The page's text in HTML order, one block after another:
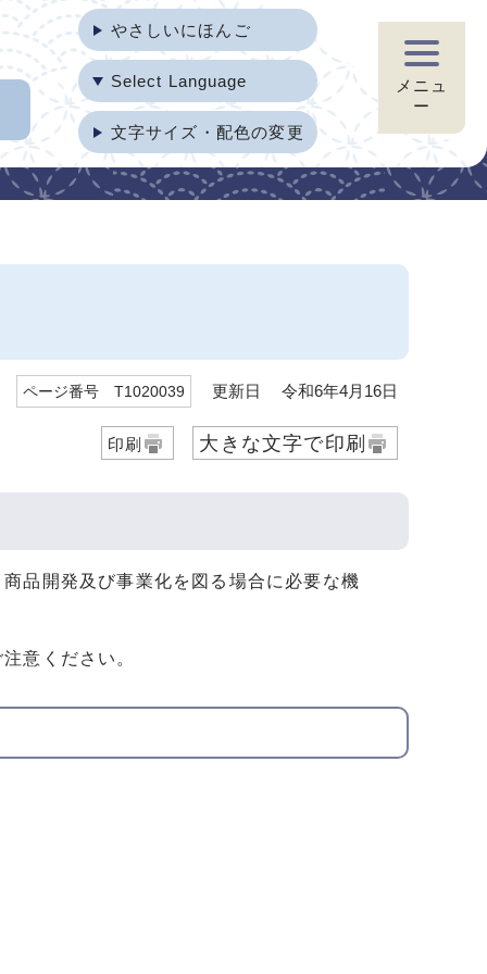
やさしいにほんご
Select Language
文字サイズ・配色の変更
メニュ
ー
ページ番号 T1020039 更新日 令和6年4月16日
印刷 大きな文字で印刷
品開発及び事業化を図る場合に必要な機
意ください。